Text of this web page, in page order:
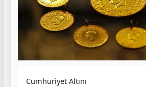
Cumhuriyet Altını